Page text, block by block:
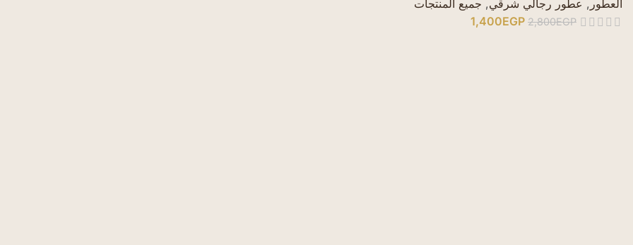
العطور , عطور رجالي شرقي, جميع المنتجات
2,800EGP
1,400EGP